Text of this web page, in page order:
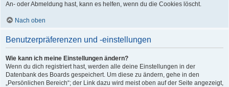
An- oder Abmeldung hast, kann es helfen, wenn du die Cookies löscht.
Nach oben
Benutzerpräferenzen und -einstellungen
Wie kann ich meine Einstellungen ändern?
Wenn du dich registriert hast, werden alle deine Einstellungen in der
Datenbank des Boards gespeichert. Um diese zu ändern, gehe in den
„Persönlichen Bereich“; der Link dazu wird meist oben auf der Seite angezeigt,